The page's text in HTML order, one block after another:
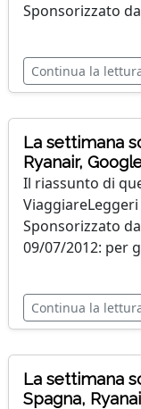
Sponsorizzato
Continua la
La settimana
Ryanair,
Il riassunto di
Sponsorizzato
09/07/2012: per
Continua la
La settimana
Spagna,